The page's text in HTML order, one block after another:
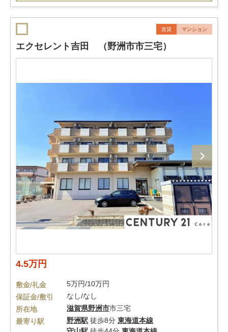
賃貸 マンション
エクセレント吉田 （野洲市市三宅）
4.5万円
敷金/礼金
5万円/10万円
保証金/敷引
なし/なし
所在地
滋賀県野洲市市三宅
最寄り駅
野洲駅 徒歩8分 東海道本線